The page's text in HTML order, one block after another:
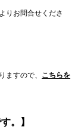
よりお問合せくださ
ますので、 こちらを
。】